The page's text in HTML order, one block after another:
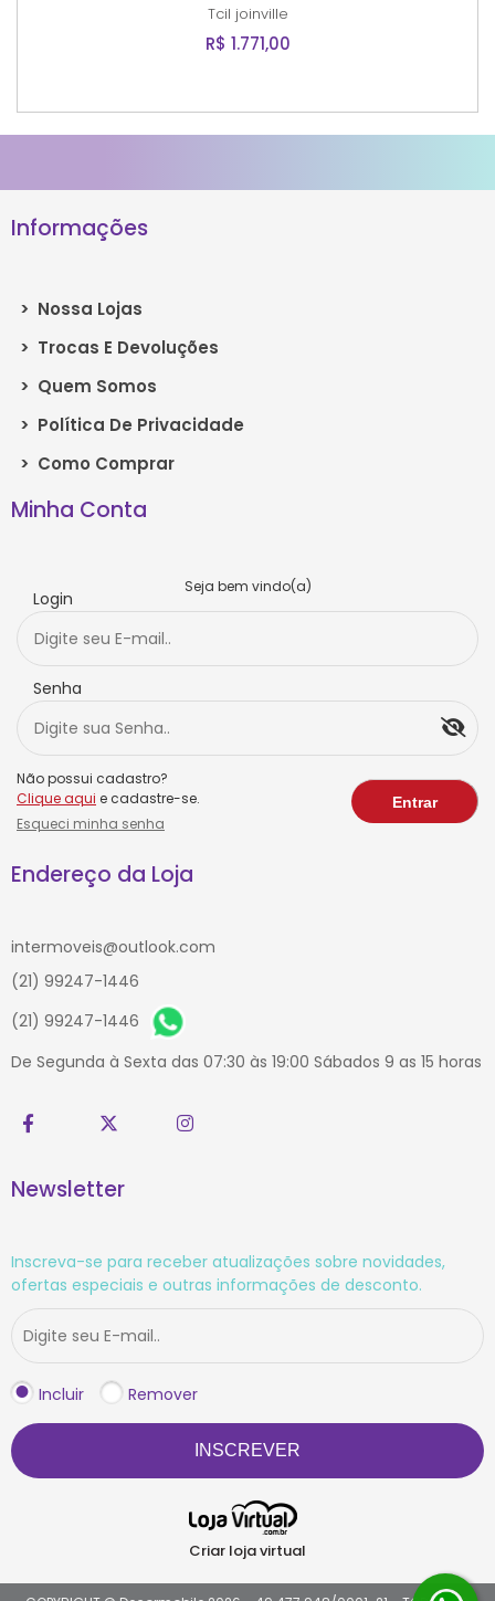
Tcil joinville
R$ 1.771,00
Informações
> Nossa Lojas
> Trocas E Devoluções
> Quem Somos
> Política De Privacidade
> Como Comprar
Minha Conta
Seja bem vindo(a)
Login
Senha
Não possui cadastro?
Clique aqui e cadastre-se.
Esqueci minha senha
Endereço da Loja
intermoveis@outlook.com
(21) 99247-1446
(21) 99247-1446
De Segunda à Sexta das 07:30 às 19:00 Sábados 9 as 15 horas
Newsletter
Inscreva-se para receber atualizações sobre novidades,
ofertas especiais e outras informações de desconto.
Incluir Remover
INSCREVER
Criar loja virtual